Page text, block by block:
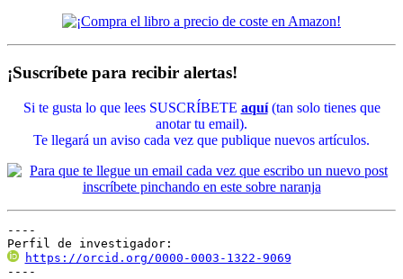
¡Suscríbete para recibir alertas!
Si te gusta lo que lees SUSCRÍBETE aquí(tan solo tienes que
anotar tu email).
Te llegará un aviso cada vez que publique nuevos artículos.
----
Perfil de investigador:
https://orcid.org/0000-0003-1322-9069
----